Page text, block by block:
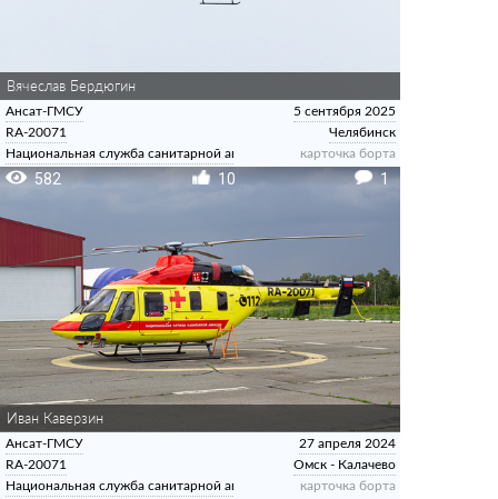
Вячеслав Бердюгин
Ансат-ГМСУ
RA-20071
Национальная служба санитарной авиации
5 сентября 2025
Челябинск
карточка борта
582 10 1
Иван Каверзин
Ансат-ГМСУ
RA-20071
Национальная служба санитарной авиации
27 апреля 2024
Омск - Калачево
карточка борта